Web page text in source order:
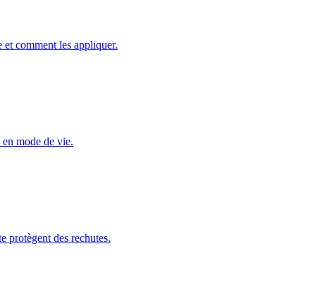
comment les appliquer.
mode de vie.
protègent des rechutes.